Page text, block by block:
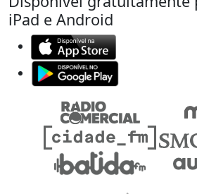
iPad e Android